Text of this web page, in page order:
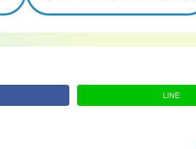
LINE